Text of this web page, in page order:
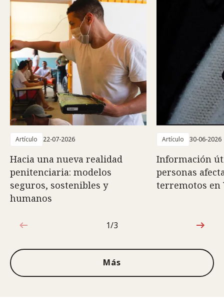
Artículo 22-07-2026
Hacia una nueva realidad
penitenciaria: modelos
seguros, sostenibles y
humanos
Artículo 30-06-2026
Información
personas
terremotos en
1de3
1/3
Más